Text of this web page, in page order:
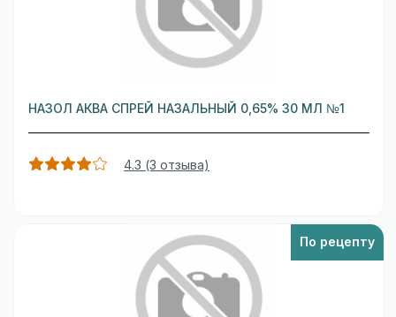
НАЗОЛ АКВА СПРЕЙ НАЗАЛЬНЫЙ 0,65% 30 МЛ №1
4.3 (3 отзыва)
По рецепту